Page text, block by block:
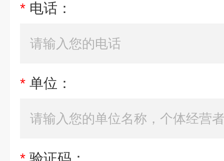
* 电话：
* 单位：